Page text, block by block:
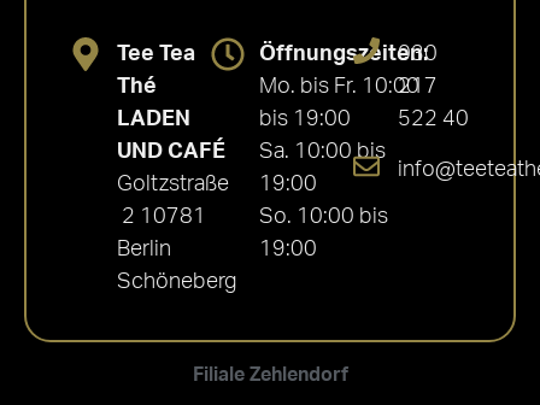
Filiale Zehlendorf
Tee Tea
Thé
LADEN
UND CAFÉ
Goltzstraße
2 10781
Berlin
Schöneberg
Öffnungszeiten:
Mo. bis Fr. 10:00
bis 19:00
Sa. 10:00 bis
19:00
So. 10:00 bis
19:00
030
217
522 40